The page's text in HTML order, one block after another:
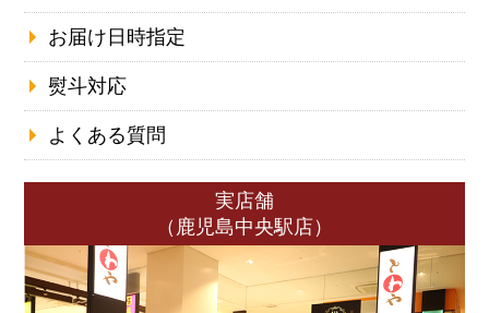
お届け日時指定
熨斗対応
よくある質問
実店舗
（鹿児島中央駅店）